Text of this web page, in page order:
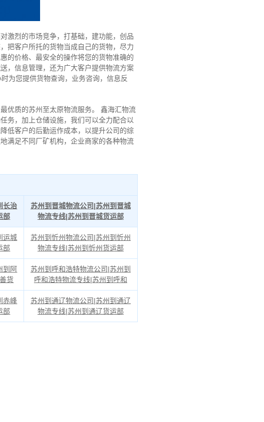
烈的市场竞争，打基础，建功能，创品
把客户所托的货物当成自己的货物，尽力
的价格、最安全的操作将您的货物准确的
，信息管理，还为广大客户提供物流方案
为您提供货物查询，业务咨询，信息反
优质的苏州至太原物流服务。 鑫海汇物流
务，加上仓储设施，我们可以全力配合以
低客户的后勤运作成本，以提升公司的综
满足不同厂矿机构，企业商家的各种物流
长治
部
苏州到晋城物流公司|苏州到晋城
物流专线|苏州到晋城货运部
运城
部
苏州到忻州物流公司|苏州到忻州
物流专线|苏州到忻州货运部
到阿
货
苏州到呼和浩特物流公司|苏州到
呼和浩特物流专线|苏州到呼和
赤峰
部
苏州到通辽物流公司|苏州到通辽
物流专线|苏州到通辽货运部